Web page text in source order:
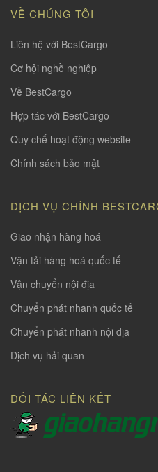
VỀ CHÚNG TÔI
Liên hệ với BestCargo
Cơ hội nghề nghiệp
Về BestCargo
Hợp tác với BestCargo
Quy chế hoạt động website
Chính sách bảo mật
DỊCH VỤ CHÍNH
Giao nhận hàng hoá
Vận tải hàng hoá quốc tế
Vận chuyển nội địa
Chuyển phát nhanh quốc tế
Chuyển phát nhanh nội địa
Dịch vụ hải quan
ĐỐI TÁC LIÊN KẾT